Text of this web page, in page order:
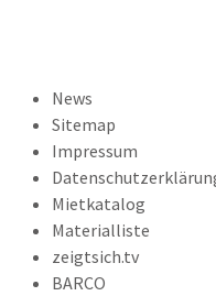
News
Sitemap
Impressum
Mietkatalog
Materialliste
zeigtsich.tv
BARCO